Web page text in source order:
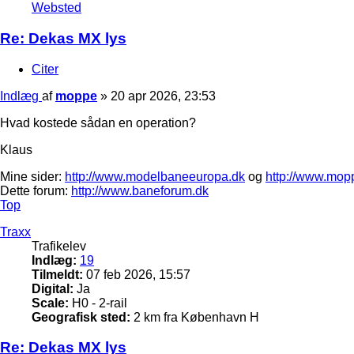
Websted
Re: Dekas MX lys
Citer
Indlæg af moppe » 20 apr 2026, 23:53
Hvad kostede sådan en operation?
Klaus
Mine sider: http://www.modelbaneeuropa.dk og http://
Dette forum: http://www.baneforum.dk
Top
Traxx
Trafikelev
Indlæg: 19
Tilmeldt: 07 feb 2026, 15:57
Digital: Ja
Scale: H0 - 2-rail
Geografisk sted: 2 km fra København H
Re: Dekas MX lys